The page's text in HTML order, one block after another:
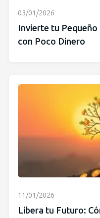
03/01/2026
Invierte tu Pequeño
con Poco Dinero
11/01/2026
Libera tu Futuro: